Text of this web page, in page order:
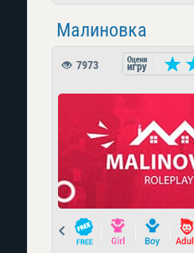
Малиновка
7973
Prev